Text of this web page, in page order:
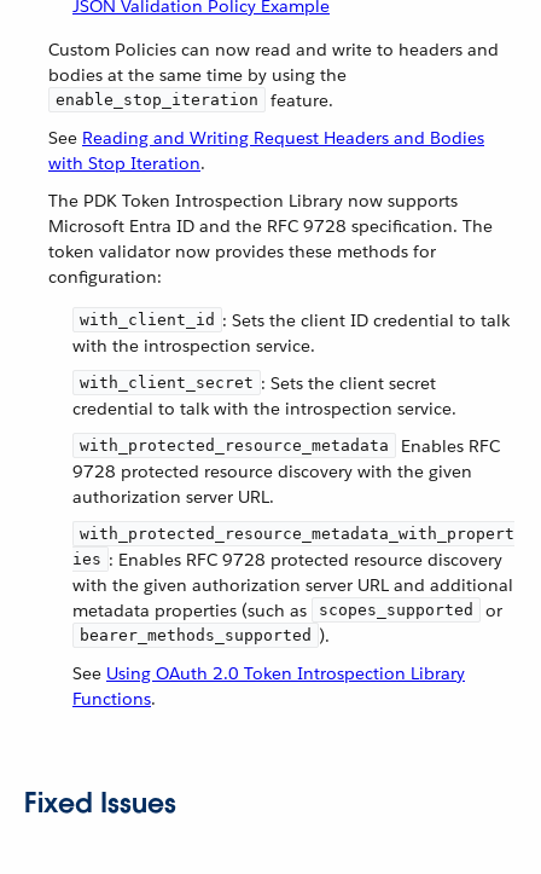
JSON Validation Policy Example
Custom Policies can now read and write to headers and
bodies at the same time by using the
enable_stop_iteration
feature.
See Reading and Writing Request Headers and Bodies
with Stop Iteration.
The PDK Token Introspection Library now supports
Microsoft Entra ID and the RFC 9728 specification. The
token validator now provides these methods for
configuration:
with_client_id : Sets the client ID credential to talk
with the introspection service.
with_client_secret : Sets the client secret
credential to talk with the introspection service.
with_protected_resource_metadata
Enables RFC
9728 protected resource discovery with the given
authorization server URL.
with_protected_resource_metadata_with_propert
ies : Enables RFC 9728 protected resource discovery
with the given authorization server URL and additional
metadata properties (such as
scopes_supported or
bearer_methods_supported ).
See Using OAuth 2.0 Token Introspection Library
Functions.
Fixed Issues